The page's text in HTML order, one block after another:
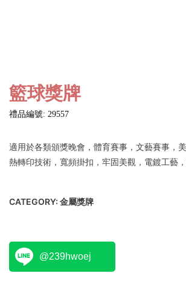
籃球獎牌
禮品編號: 29557
適用於各類頒獎晚會，體育賽事，文藝賽事，美
熱轉印技術，寬頻掛扣，牢固美觀，電鍍工藝，
CATEGORY: 金屬獎牌
@239hwoej